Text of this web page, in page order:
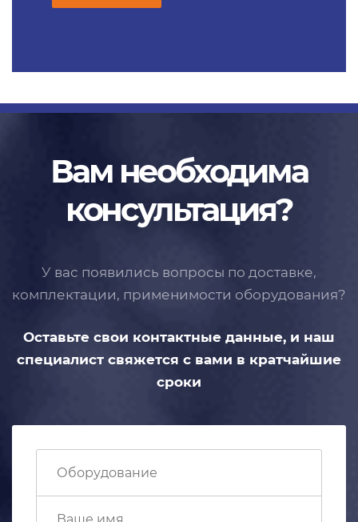
Вам необходима
консультация?
У вас появились вопросы по доставке,
комплектации, применимости оборудования?
Оставьте свои контактные данные, и наш
специалист свяжется с вами в кратчайшие
сроки